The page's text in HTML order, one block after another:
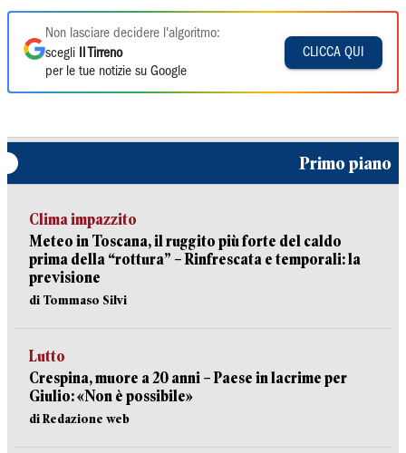
Non lasciare decidere l'algoritmo:
scegli
Il Tirreno
per le tue notizie su Google
CLICCA QUI
Primo piano
Clima impazzito
Meteo in Toscana, il ruggito più forte del caldo
prima della “rottura” – Rinfrescata e temporali: la
previsione
di Tommaso Silvi
Lutto
Crespina, muore a 20 anni – Paese in lacrime per
Giulio: «Non è possibile»
di Redazione web